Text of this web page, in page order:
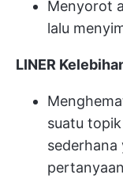
Menyorot
lalu
LINER
suatu
sederhana